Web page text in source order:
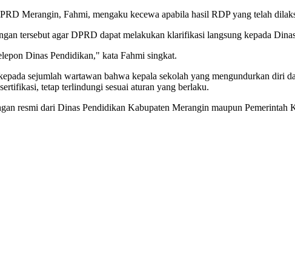
Merangin, Fahmi, mengaku kecewa apabila hasil RDP yang telah
tersebut agar DPRD dapat melakukan klarifikasi langsung kepada
Dinas Pendidikan," kata Fahmi singkat.
sejumlah wartawan bahwa kepala sekolah yang mengundurkan diri
tetap terlindungi sesuai aturan yang berlaku.
resmi dari Dinas Pendidikan Kabupaten Merangin maupun